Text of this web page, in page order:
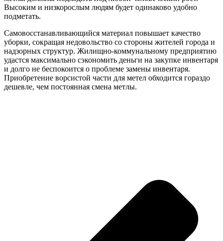
Высоким и низкорослым людям будет одинаково удобно
подметать.
Самовосстанавливающийся материал повышает качество
уборки, сокращая недовольство со стороны жителей города и
надзорных структур. Жилищно-коммунальному предприятию
удастся максимально сэкономить деньги на закупке инвентаря
и долго не беспокоится о проблеме замены инвентаря.
Приобретение ворсистой части для метел обходится гораздо
дешевле, чем постоянная смена метлы.